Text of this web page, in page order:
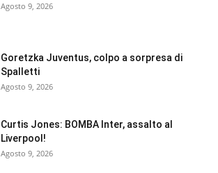
Agosto 9, 2026
Goretzka Juventus, colpo a sorpresa di
Spalletti
Agosto 9, 2026
Curtis Jones: BOMBA Inter, assalto al
Liverpool!
Agosto 9, 2026